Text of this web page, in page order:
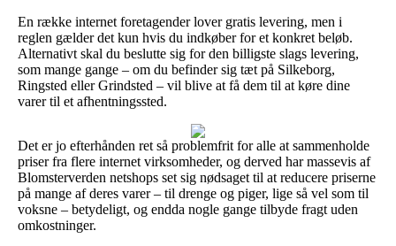
En række internet foretagender lover gratis levering, men i
reglen gælder det kun hvis du indkøber for et konkret beløb.
Alternativt skal du beslutte sig for den billigste slags levering,
som mange gange – om du befinder sig tæt på Silkeborg,
Ringsted eller Grindsted – vil blive at få dem til at køre dine
varer til et afhentningssted.
Det er jo efterhånden ret så problemfrit for alle at sammenholde
priser fra flere internet virksomheder, og derved har massevis af
Blomsterverden netshops set sig nødsaget til at reducere priserne
på mange af deres varer – til drenge og piger, lige så vel som til
voksne – betydeligt, og endda nogle gange tilbyde fragt uden
omkostninger.